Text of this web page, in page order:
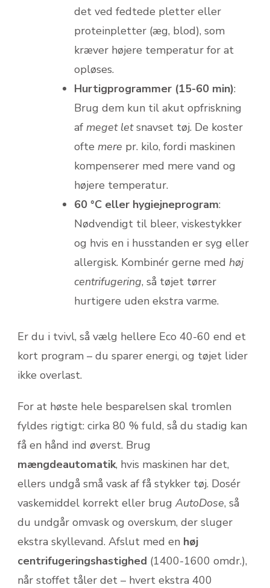
det ved fedtede pletter eller
proteinpletter (æg, blod), som
kræver højere temperatur for at
opløses.
Hurtigprogrammer (15-60 min):
Brug dem kun til akut opfriskning
af meget letsnavset tøj. De koster
ofte mere pr. kilo, fordi maskinen
kompenserer med mere vand og
højere temperatur.
60 °C eller hygiejneprogram:
Nødvendigt til bleer, viskestykker
og hvis en i husstanden er syg eller
allergisk. Kombinér gerne med høj
centrifugering, så tøjet tørrer
hurtigere uden ekstra varme.
Er du i tvivl, så vælg hellere Eco 40-60 end et
kort program – du sparer energi, og tøjet lider
ikke overlast.
For at høste hele besparelsen skal tromlen
fyldes rigtigt: cirka 80 % fuld, så du stadig kan
få en hånd ind øverst. Brug
mængdeautomatik, hvis maskinen har det,
ellers undgå små vask af få stykker tøj. Dosér
vaskemiddel korrekt eller brug AutoDose, så
du undgår omvask og overskum, der sluger
ekstra skyllevand. Afslut med en høj
centrifugeringshastighed (1400-1600 omdr.),
når stoffet tåler det – hvert ekstra 400